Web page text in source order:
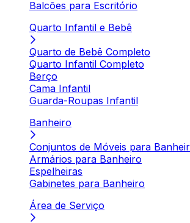
Balcões para Escritório
Quarto Infantil e Bebê
Quarto de Bebê Completo
Quarto Infantil Completo
Berço
Cama Infantil
Guarda-Roupas Infantil
Banheiro
Conjuntos de Móveis para
Armários para Banheiro
Espelheiras
Gabinetes para Banheiro
Área de Serviço